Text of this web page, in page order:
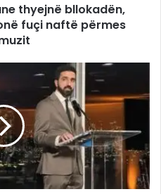
thyejnë bllokadën,
fuçi naftë përmes